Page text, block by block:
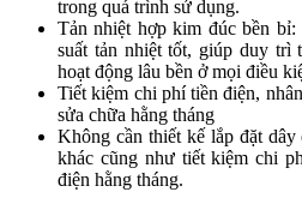
trong quá trình sử dụng.
Tản nhiệt hợp kim đúc bền bỉ:
suất tản nhiệt tốt, giúp duy trì
hoạt động lâu bền ở mọi điều
Tiết kiệm chi phí tiền điện,
sửa chữa hằng tháng
Không cần thiết kế lắp đặt
khác cũng như tiết kiệm chi
điện hằng tháng.